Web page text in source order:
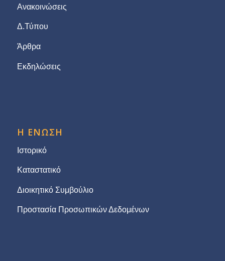
Ανακοινώσεις
Δ.Τύπου
Άρθρα
Εκδηλώσεις
Η ΕΝΩΣΗ
Ιστορικό
Καταστατικό
Διοικητικό Συμβούλιο
Προστασία Προσωπικών Δεδομένων